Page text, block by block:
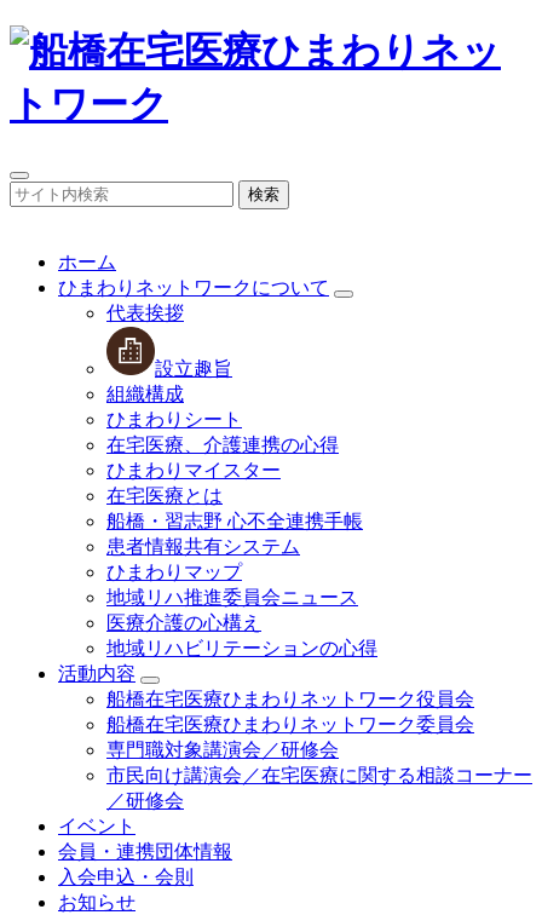
検索
ホーム
ひまわりネットワークについて
代表挨拶
設立趣旨
組織構成
ひまわりシート
在宅医療、介護連携の心得
ひまわりマイスター
在宅医療とは
船橋・習志野 心不全連携手帳
患者情報共有システム
ひまわりマップ
地域リハ推進委員会ニュース
医療介護の心構え
地域リハビリテーションの心得
活動内容
船橋在宅医療ひまわりネットワーク役員会
船橋在宅医療ひまわりネットワーク委員会
専門職対象講演会／研修会
市民向け講演会／在宅医療に関する相談コーナー
／研修会
イベント
会員・連携団体情報
入会申込・会則
お知らせ